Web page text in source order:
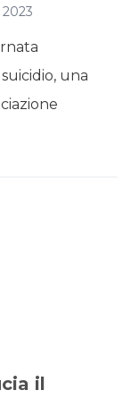
una
il